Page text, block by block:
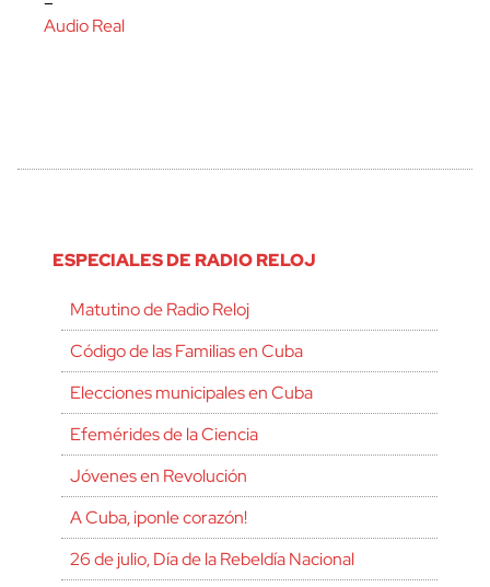
Audio Real
ESPECIALES DE RADIO RELOJ
Matutino de Radio Reloj
Código de las Familias en Cuba
Elecciones municipales en Cuba
Efemérides de la Ciencia
Jóvenes en Revolución
A Cuba, ¡ponle corazón!
26 de julio, Día de la Rebeldía Nacional